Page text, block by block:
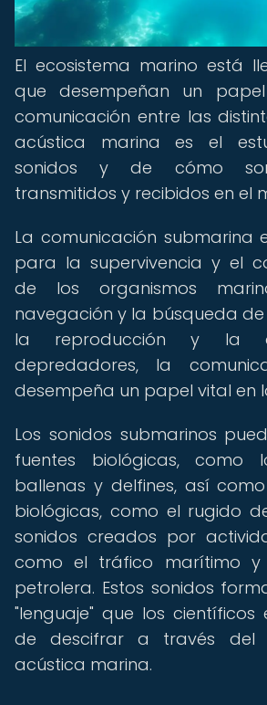
El ecosistema marino está
que desempeñan un
comunicación entre las
acústica marina es el
sonidos y de cómo
transmitidos y recibidos en el
La comunicación submarina
para la supervivencia y el
de los organismos
navegación y la búsqueda
la reproducción y la
depredadores, la
desempeña un papel vital en
Los sonidos submarinos
fuentes biológicas, como
ballenas y delfines, así
biológicas, como el rugido
sonidos creados por
como el tráfico marítimo y
petrolera. Estos sonidos
"lenguaje" que los
de descifrar a través del
acústica marina.